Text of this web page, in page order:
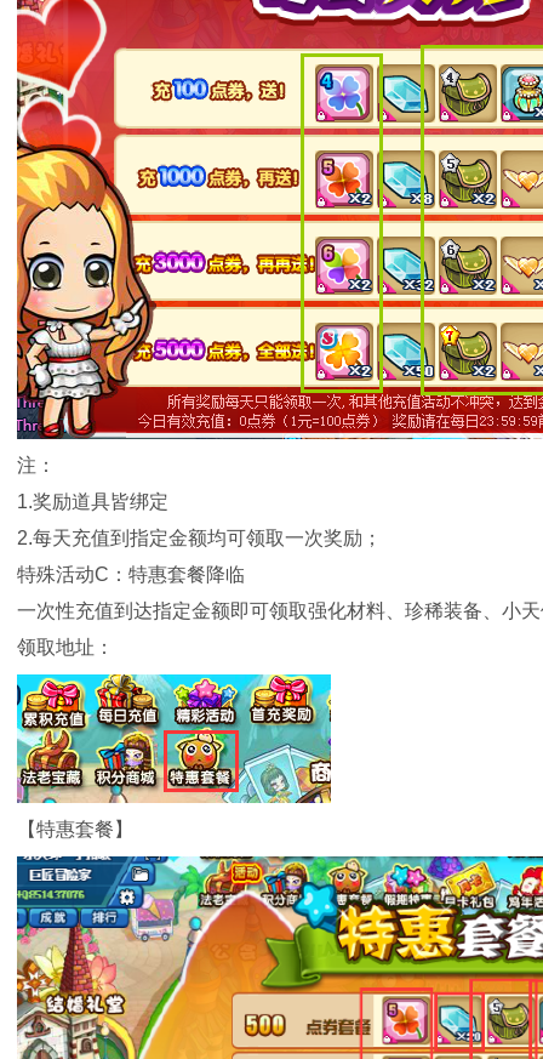
注：
1.奖励道具皆绑定
2.每天充值到指定金额均可领取一次奖励；
特殊活动C：特惠套餐降临
一次性充值到达指定金额即可领取强化材料、珍稀装备、小
领取地址：
【特惠套餐】